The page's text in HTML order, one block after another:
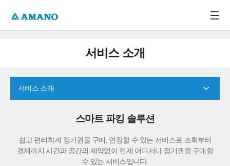
서비스 소개
서비스 소개
스마트 파킹 솔루션
쉽고 편리하게 정기권을 구매, 연장할 수 있는 서비스로 조회부터
결제까지 시간과 공간의 제약없이 언제 어디서나 정기권을 구매할
수 있는 서비스입니다.